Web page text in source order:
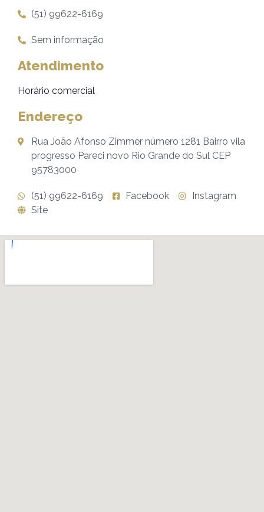
(51) 99622-6169
Sem informação
Atendimento
Horário comercial
Endereço
Rua João Afonso Zimmer número 1281 Bairro vila
progresso Pareci novo Rio Grande do Sul CEP
95783000
(51) 99622-6169 Facebook
Instagram
Site